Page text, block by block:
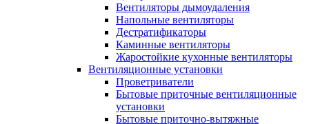
Вентиляторы дымоудаления
Напольные вентиляторы
Дестратификаторы
Каминные вентиляторы
Жаростойкие кухонные вентиляторы
Вентиляционные установки
Проветриватели
Бытовые приточные вентиляционные
установки
Бытовые приточно-вытяжные